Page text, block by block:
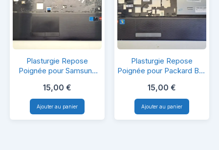
Plasturgie
Repose
Poignée
pour
Samsung
Plasturgie Repose
Poignée pour Samsung
15,00 €
Ajouter au panier
Plasturgie
Repose
Poignée
pour
Packard
Plasturgie Repose
Poignée pour Packard Bell
15,00 €
Ajouter au panier